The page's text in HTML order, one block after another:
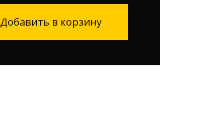
Добавить в корзину